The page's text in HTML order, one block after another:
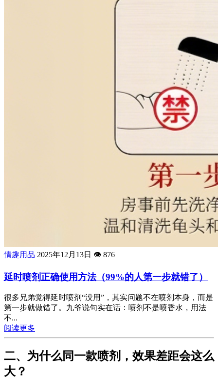
情趣用品 2025年12月13日 👁️ 876
延时喷剂正确使用方法（99%的人第一步就错了）
很多兄弟觉得延时喷剂“没用”，其实问题不在喷剂本身，而是
第一步就做错了。九爷说句实在话：喷剂不是喷香水，用法
不...
阅读更多
二、为什么同一款喷剂，效果差距会这么
大？